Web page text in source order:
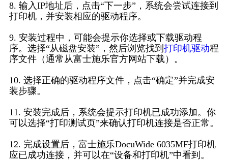
8. 输入IP地址后，点击“下一步”，系统会尝试连接到
打印机，并安装相应的驱动程序。
9. 安装过程中，可能会提示你选择或下载驱动程
序。选择“从磁盘安装”，然后浏览找到 打印机驱动程
序文件（通常从富士施乐官方网站下载）。
10. 选择正确的驱动程序文件，点击“确定”并完成安
装步骤。
11. 安装完成后，系统会提示打印机已成功添加。你
可以选择“打印测试页”来确认打印机连接是否正常。
12. 完成设置后，富士施乐DocuWide 6035MF打印机
应已成功连接，并可以在“设备和打印机”中看到。